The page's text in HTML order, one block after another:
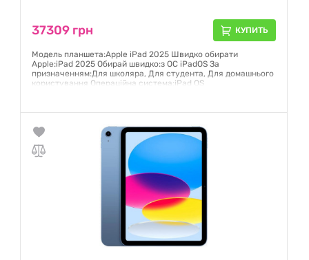
37309 грн КУПИТЬ
Модель планшета:Apple iPad 2025 Швидко обирати
Apple:iPad 2025 Обирай швидко:з ОС iPadOS За
призначенням:Для школяра, Для студента, Для домашнього
користування Операційна система:iPad OS